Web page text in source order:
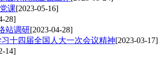
课[2023-05-16]
28]
站调研[2023-04-28]
十四届全国人大一次会议精神[2023-03-17]
14]